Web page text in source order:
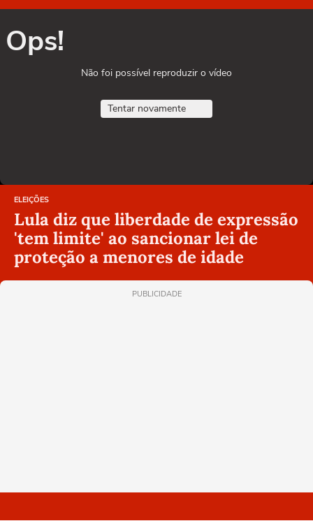
Ops!
Não foi possível reproduzir o vídeo
Tentar novamente
ELEIÇÕES
Lula diz que liberdade de expressão
'tem limite' ao sancionar lei de
proteção a menores de idade
PUBLICIDADE